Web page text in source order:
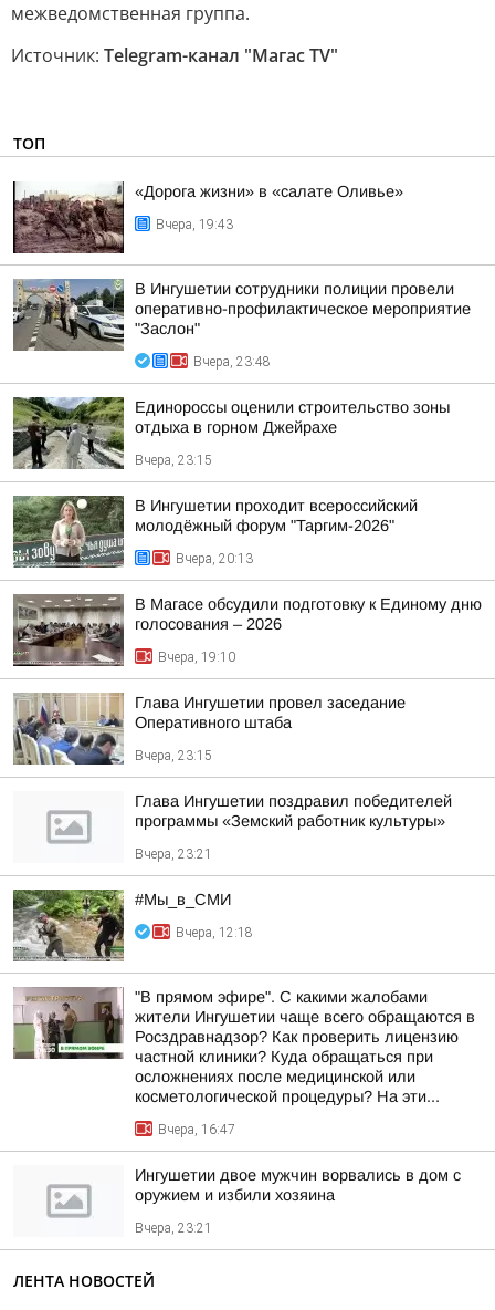
межведомственная группа.
Источник: Telegram-канал "Магас TV"
ТОП
«Дорога жизни» в «салате Оливье»
Вчера, 19:43
В Ингушетии сотрудники полиции провели
оперативно-профилактическое мероприятие
"Заслон"
Вчера, 23:48
Единороссы оценили строительство зоны
отдыха в горном Джейрахе
Вчера, 23:15
В Ингушетии проходит всероссийский
молодёжный форум "Таргим-2026"
Вчера, 20:13
В Магасе обсудили подготовку к Единому дню
голосования – 2026
Вчера, 19:10
Глава Ингушетии провел заседание
Оперативного штаба
Вчера, 23:15
Глава Ингушетии поздравил победителей
программы «Земский работник культуры»
Вчера, 23:21
#Мы_в_СМИ
Вчера, 12:18
"В прямом эфире". С какими жалобами
жители Ингушетии чаще всего обращаются в
Росздравнадзор? Как проверить лицензию
частной клиники? Куда обращаться при
осложнениях после медицинской или
косметологической процедуры? На эти...
Вчера, 16:47
Ингушетии двое мужчин ворвались в дом с
оружием и избили хозяина
Вчера, 23:21
ЛЕНТА НОВОСТЕЙ